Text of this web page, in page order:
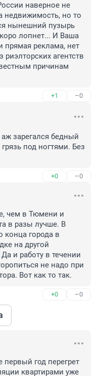
наверное не
недвижимость, но то
нынешний пузырь
лопнет... И Ваша
прямая реклама, нет
агентств
причинам
+1 –0
аж зарегался бедный
под ногтями. Без
+0 –0
чем в Тюмени и
в разы лучше. В
конца города в
на другой
и работу в течении
не надо при
Вот как то так.
+0 –0
год перегрет
квартирами уже